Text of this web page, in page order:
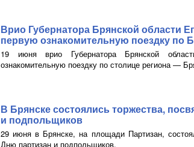
Врио Губернатора Брянской области
первую ознакомительную поездку по
19 июня врио Губернатора Брянской
ознакомительную поездку по столице региона —
В Брянске состоялись торжества,
и подпольщиков
29 июня в Брянске, на площади Партизан,
Дню партизан и подпольщиков.